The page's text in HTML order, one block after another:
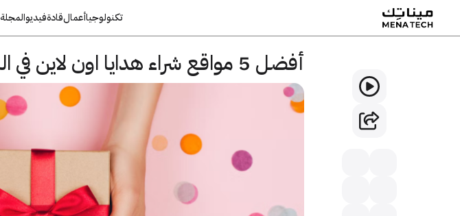
تكنولوجياأعمالقادةفيديوالمجلة
أفضل 5 مواقع شراء هدايا اون لاين في السعودية